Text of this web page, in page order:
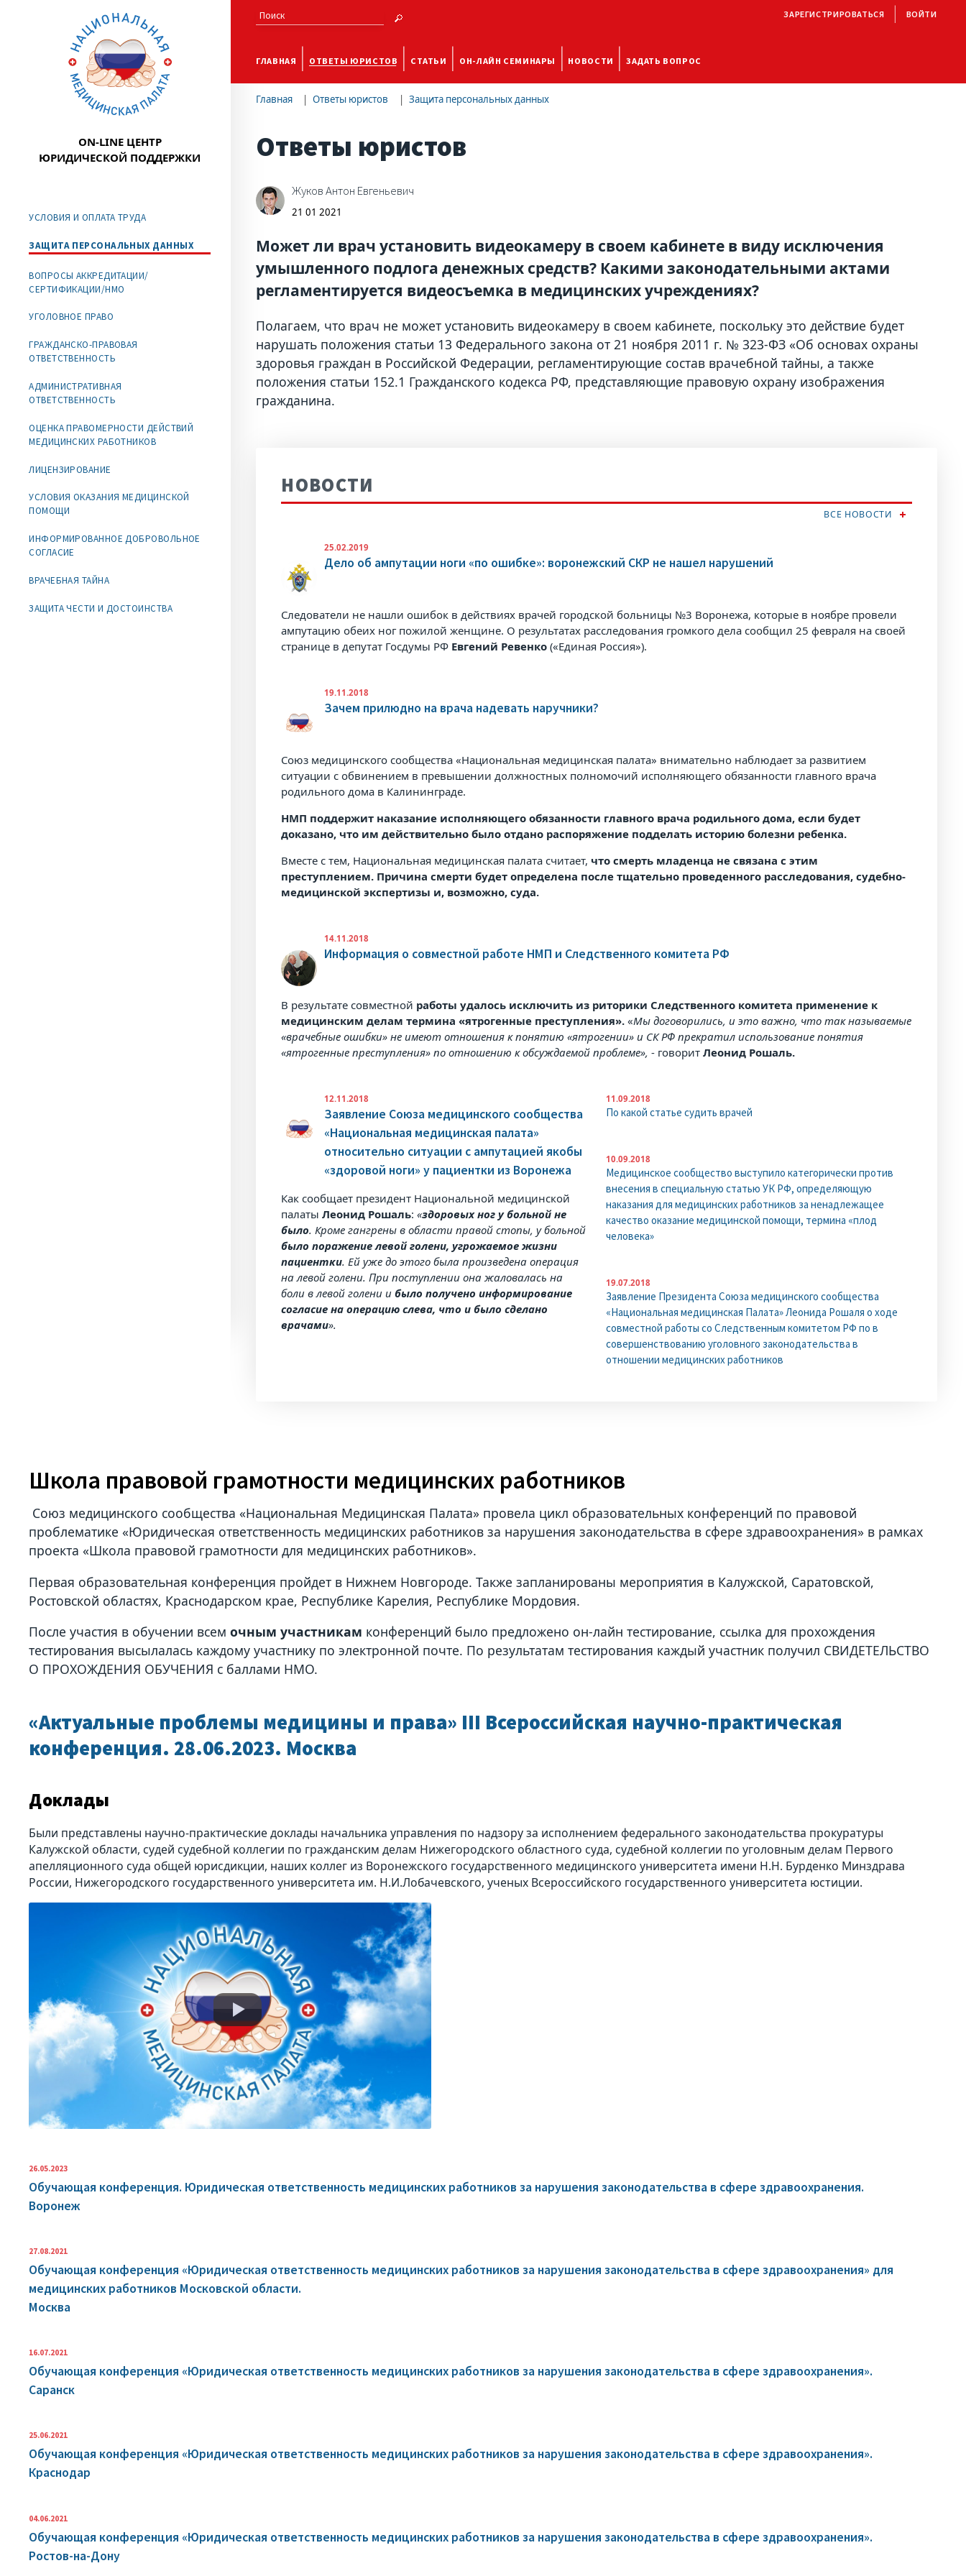
ON-LINE ЦЕНТР
ЮРИДИЧЕСКОЙ ПОДДЕРЖКИ
ЗАРЕГИСТРИРОВАТЬСЯ ВОЙТИ
ГЛАВНАЯ ОТВЕТЫ ЮРИСТОВ СТАТЬИ ОН-ЛАЙН СЕМИНАРЫ НОВОСТИ ЗАДАТЬ ВОПРОС
Главная Ответы юристов Защита персональных данных
Ответы юристов
Жуков Антон Евгеньевич
21 01 2021
Может ли врач установить видеокамеру в своем кабинете в виду исключения
умышленного подлога денежных средств? Какими законодательными актами
регламентируется видеосъемка в медицинских учреждениях?
Полагаем, что врач не может установить видеокамеру в своем кабинете, поскольку это действие будет
нарушать положения статьи 13 Федерального закона от 21 ноября 2011 г. № 323-ФЗ «Об основах охраны
здоровья граждан в Российской Федерации, регламентирующие состав врачебной тайны, а также
положения статьи 152.1 Гражданского кодекса РФ, представляющие правовую охрану изображения
гражданина.
НОВОСТИ
ВСЕ НОВОСТИ
25.02.2019
Дело об ампутации ноги «по ошибке»: воронежский СКР не нашел нарушений
Следователи не нашли ошибок в действиях врачей городской больницы №3 Воронежа, которые в ноябре провели
ампутацию обеих ног пожилой женщине. О результатах расследования громкого дела сообщил 25 февраля на своей
странице вдепутат Госдумы РФ Евгений Ревенко(«Единая Россия»).
19.11.2018
Зачем прилюдно на врача надевать наручники?
Союз медицинского сообщества «Национальная медицинская палата» внимательно наблюдает за развитием
ситуации с обвинением в превышении должностных полномочий исполняющего обязанности главного врача
родильного дома в Калининграде.
НМП поддержит наказание исполняющего обязанности главного врача родильного дома, если будет
доказано, что им действительно было отдано распоряжение подделать историю болезни ребенка.
Вместе с тем, Национальная медицинская палата считает,что смерть младенца не связана с этим
преступлением. Причина смерти будет определена после тщательно проведенного расследования, судебно-
медицинской экспертизы и, возможно, суда.
14.11.2018
Информация о совместной работе НМП и Следственного комитета РФ
В результате совместной работы удалось исключить из риторики Следственного комитета применение к
медицинским делам термина «ятрогенные преступления». «Мы договорились, и это важно, что так называемые
«врачебные ошибки» не имеют отношения к понятию «ятрогении» и СК РФ прекратил использование понятия
«ятрогенные преступления» по отношению к обсуждаемой проблеме»,- говоритЛеонид Рошаль.
12.11.2018
Заявление Союза медицинского сообщества
«Национальная медицинская палата»
относительно ситуации с ампутацией якобы
«здоровой ноги» у пациентки из Воронежа
Как сообщает президент Национальной медицинской
палатыЛеонид Рошаль:«здоровых ног у больной не
было. Кроме гангрены в области правой стопы, у больной
было поражение левой голени, угрожаемое жизни
пациентки. Ей уже до этого была произведена операция
на левой голени. При поступлении она жаловалась на
боли в левой голени ибыло получено информирование
согласие на операцию слева, что и было сделано
врачами».
11.09.2018
По какой статье судить врачей
10.09.2018
Медицинское сообщество выступило категорически против
внесения в специальную статью УК РФ, определяющую
наказания для медицинских работников за ненадлежащее
качество оказание медицинской помощи, термина «плод
человека»
19.07.2018
Заявление Президента Союза медицинского сообщества
«Национальная медицинская Палата» Леонида Рошаля о ходе
совместной работы со Следственным комитетом РФ по в
совершенствованию уголовного законодательства в
отношении медицинских работников
УСЛОВИЯ И ОПЛАТА ТРУДА
ЗАЩИТА ПЕРСОНАЛЬНЫХ ДАННЫХ
ВОПРОСЫ АККРЕДИТАЦИИ/
СЕРТИФИКАЦИИ/НМО
УГОЛОВНОЕ ПРАВО
ГРАЖДАНСКО-ПРАВОВАЯ
ОТВЕТСТВЕННОСТЬ
АДМИНИСТРАТИВНАЯ
ОТВЕТСТВЕННОСТЬ
ОЦЕНКА ПРАВОМЕРНОСТИ ДЕЙСТВИЙ
МЕДИЦИНСКИХ РАБОТНИКОВ
ЛИЦЕНЗИРОВАНИЕ
УСЛОВИЯ ОКАЗАНИЯ МЕДИЦИНСКОЙ
ПОМОЩИ
ИНФОРМИРОВАННОЕ ДОБРОВОЛЬНОЕ
СОГЛАСИЕ
ВРАЧЕБНАЯ ТАЙНА
ЗАЩИТА ЧЕСТИ И ДОСТОИНСТВА
Школа правовой грамотности медицинских работников
Союз медицинского сообщества «Национальная Медицинская Палата» провела цикл образовательных конференций по правовой
проблематике «Юридическая ответственность медицинских работников за нарушения законодательства в сфере здравоохранения» в рамках
проекта «Школа правовой грамотности для медицинских работников».
Первая образовательная конференция пройдет в Нижнем Новгороде. Также запланированы мероприятия в Калужской, Саратовской,
Ростовской областях, Краснодарском крае, Республике Карелия, Республике Мордовия.
После участия в обучении всемочным участникам конференций было предложено он-лайн тестирование, ссылка для прохождения
тестирования высылалась каждому участнику по электронной почте. По результатам тестирования каждый участник получил СВИДЕТЕЛЬСТВО
О ПРОХОЖДЕНИЯ ОБУЧЕНИЯ с баллами НМО.
«Актуальные проблемы медицины и права» III Всероссийская научно-практическая
конференция. 28.06.2023. Москва
Доклады
Были представлены научно-практические доклады начальника управления по надзору за исполнением федерального законодательства прокуратуры
Калужской области, судей судебной коллегии по гражданским делам Нижегородского областного суда, судебной коллегии по уголовным делам Первого
апелляционного суда общей юрисдикции, наших коллег из Воронежского государственного медицинского университета имени Н.Н. Бурденко Минздрава
России, Нижегородского государственного университета им. Н.И.Лобачевского, ученых Всероссийского государственного университета юстиции.
26.05.2023
Обучающая конференция. Юридическая ответственность медицинских работников за нарушения законодательства в сфере здравоохранения.
Воронеж
27.08.2021
Обучающая конференция «Юридическая ответственность медицинских работников за нарушения законодательства в сфере здравоохранения» для
медицинских работников Московской области.
Москва
16.07.2021
Обучающая конференция «Юридическая ответственность медицинских работников за нарушения законодательства в сфере здравоохранения».
Саранск
25.06.2021
Обучающая конференция «Юридическая ответственность медицинских работников за нарушения законодательства в сфере здравоохранения».
Краснодар
04.06.2021
Обучающая конференция «Юридическая ответственность медицинских работников за нарушения законодательства в сфере здравоохранения».
Ростов-на-Дону